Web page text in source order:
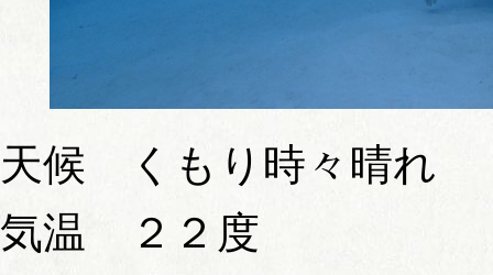
天候 くもり時々晴れ
気温 ２２度